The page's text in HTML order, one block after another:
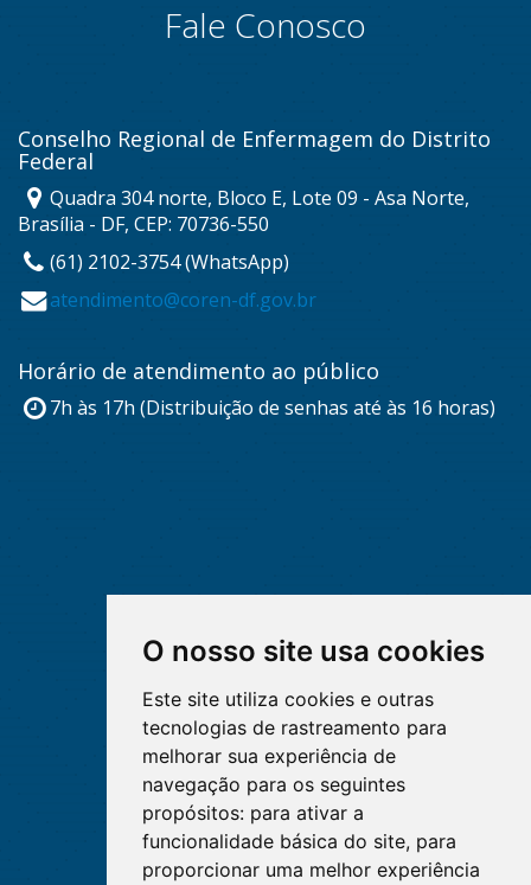
O nosso site usa cookies
Este site utiliza cookies e outras
tecnologias de rastreamento para
melhorar sua experiência de
navegação para os seguintes
propósitos: para ativar a
funcionalidade básica do site, para
proporcionar uma melhor experiência
Fale Conosco
Conselho Regional de Enfermagem do Distrito
Federal
Quadra 304 norte, Bloco E, Lote 09 - Asa Norte,
Brasília - DF, CEP: 70736-550
(61) 2102-3754 (WhatsApp)
atendimento@coren-df.gov.br
Horário de atendimento ao público
7h às 17h (Distribuição de senhas até às 16 horas)